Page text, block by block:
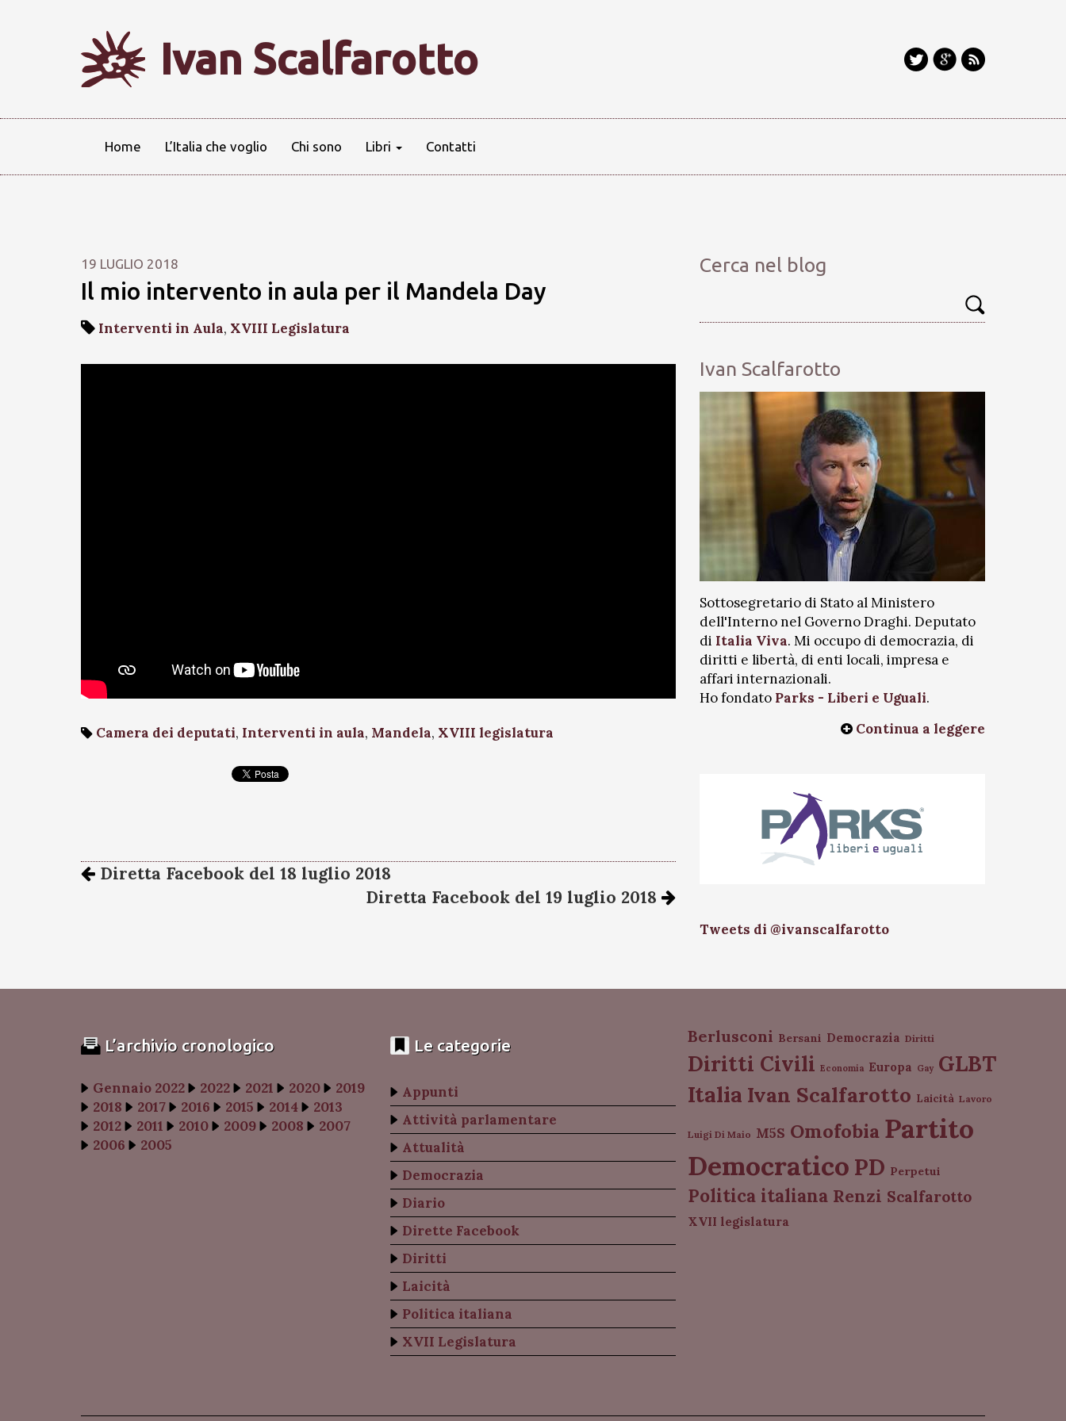
Ivan Scalfarotto
Home L’Italia che voglio Chi sono Libri Contatti
19 LUGLIO 2018
Il mio intervento in aula per il Mandela Day
Interventi in Aula, XVIII Legislatura
Camera dei deputati, Interventi in aula, Mandela, XVIII legislatura
Diretta Facebook del 18 luglio 2018
Diretta Facebook del 19 luglio 2018
Cerca nel blog
Ivan Scalfarotto
Sottosegretario di Stato al Ministero
dell'Interno nel Governo Draghi. Deputato
di Italia Viva. Mi occupo di democrazia, di
diritti e libertà, di enti locali, impresa e
affari internazionali.
Ho fondato Parks - Liberi e Uguali.
Continua a leggere
Tweets di @ivanscalfarotto
L’archivio cronologico
Gennaio 2022 2022 2021 2020
2019
2018
2017 2016 2015 2014
2013
2012
2011 2010 2009 2008
2007
2006
2005
Le categorie
Appunti
Attività parlamentare
Attualità
Democrazia
Diario
Dirette Facebook
Diritti
Laicità
Politica italiana
XVII Legislatura
Berlusconi Bersani Democrazia Diritti
Diritti Civili Economia Europa Gay GLBT
Italia Ivan Scalfarotto Laicità Lavoro
Luigi Di Maio M5S Omofobia Partito
Democratico PD Perpetui
Politica italiana Renzi Scalfarotto
XVII legislatura